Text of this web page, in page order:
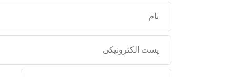
نام
پست الکترونیکی